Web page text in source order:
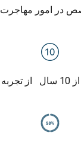
در امور مهاجرت
سال از تجربه